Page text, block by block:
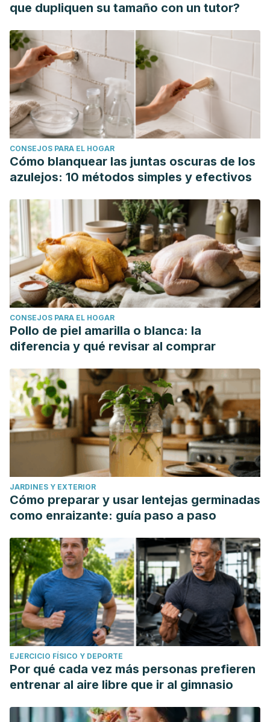
que dupliquen su tamaño con un tutor?
CONSEJOS PARA EL HOGAR
Cómo blanquear las juntas oscuras de los
azulejos: 10 métodos simples y efectivos
CONSEJOS PARA EL HOGAR
Pollo de piel amarilla o blanca: la
diferencia y qué revisar al comprar
JARDINES Y EXTERIOR
Cómo preparar y usar lentejas germinadas
como enraizante: guía paso a paso
EJERCICIO FÍSICO Y DEPORTE
Por qué cada vez más personas prefieren
entrenar al aire libre que ir al gimnasio